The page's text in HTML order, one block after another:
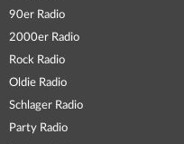
90er Radio
2000er Radio
Rock Radio
Oldie Radio
Schlager Radio
Party Radio